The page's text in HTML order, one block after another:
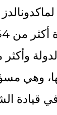
وهي
قيادة